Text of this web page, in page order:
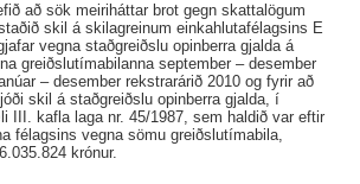
að sök meiriháttar brot gegn skattalögum
skil á skilagreinum einkahlutafélagsins E
vegna staðgreiðslu opinberra gjalda á
greiðslutímabilanna september – desember
– desember rekstrarárið 2010 og fyrir að
skil á staðgreiðslu opinberra gjalda, í
kafla laga nr. 45/1987, sem haldið var eftir
félagsins vegna sömu greiðslutímabila,
krónur.